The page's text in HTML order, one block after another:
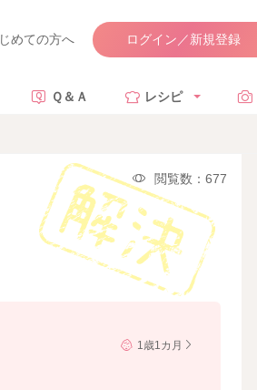
めての方へ ログイン／新規登録
Ｑ＆Ａ レシピ
閲覧数：677
1歳1カ月